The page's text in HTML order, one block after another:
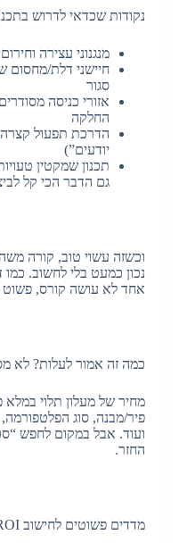
נקודות שכדאי לדרוש
מנגנוני עצירה
חיישני דלת/מחסום
סגור
אזורי כניסה
החלקה
הדרכת תפעול קצרה
יודעים”)
תכנון שמקטין
גם הדבר הכי קל
וכשזה עשוי טוב, קורה
נכון כמעט בלי לחשוב.
אחד לא עושה קורס, פשוט
כמה זה אמור לעלות? לא
מחיר של מעלון תלוי
פיר/מבנה, סוג
ועוד. אבל במקום לחפש
החזר.
מדדים פשוטים לחישוב ROI פנימי: